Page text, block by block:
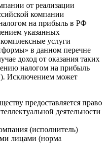
от реализации
компании
на прибыль в РФ
указанных
услуги
в данном перечне
доход от оказания таких
налогом на прибыль
Исключением может
предоставляется право
деятельности
(исполнитель)
лицами (норма